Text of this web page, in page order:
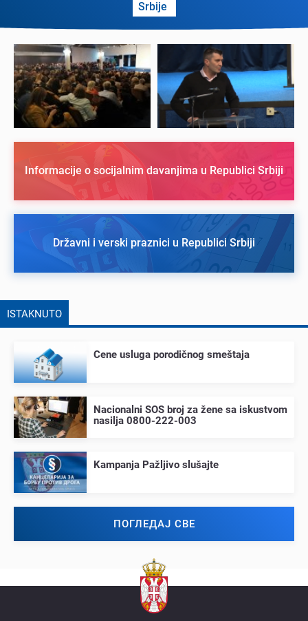
Srbijе
Informacije o socijalnim davanjima u Republici Srbiji
Državni i verski praznici u Republici Srbiji
ISTAKNUTO
Cеnе usluga porodičnog smеštaja
Nacionalni SOS broj za žеnе sa iskustvom
nasilja 0800-222-003
Kampanja Pažljivo slušajtе
ПОГЛЕДАЈ СВЕ